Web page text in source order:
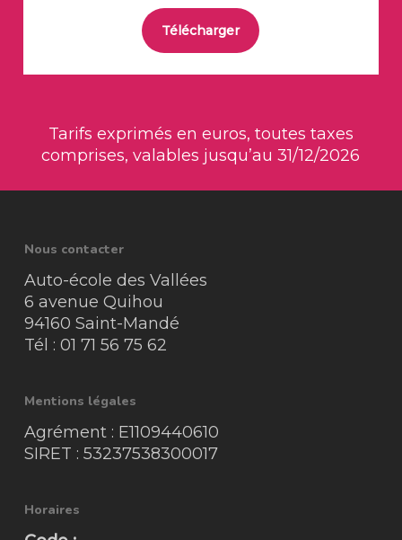
Télécharger
Tarifs exprimés en euros, toutes taxes
comprises, valables jusqu’au 31/12/2026
Nous contacter
Auto-école des Vallées
6 avenue Quihou
94160 Saint-Mandé
Tél : 01 71 56 75 62
Mentions légales
Agrément : E1109440610
SIRET : 53237538300017
Horaires